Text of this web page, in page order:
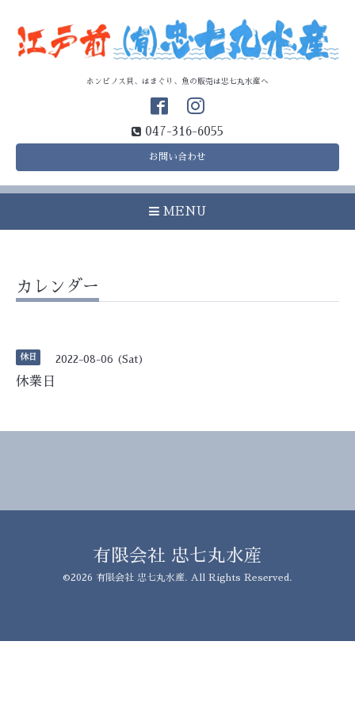
ホンビノス貝、はまぐり、魚の販売は忠七丸水産へ
047-316-6055
お問い合わせ
MENU
カレンダー
休日 2022-08-06 (Sat)
休業日
有限会社 忠七丸水産
©2026 有限会社 忠七丸水産. All Rights Reserved.